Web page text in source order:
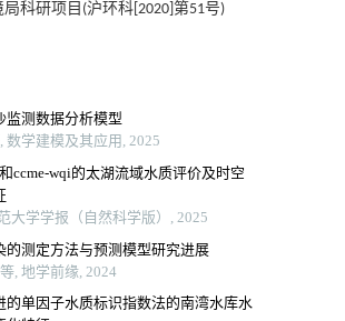
科研项目(沪环科[2020]第51号)